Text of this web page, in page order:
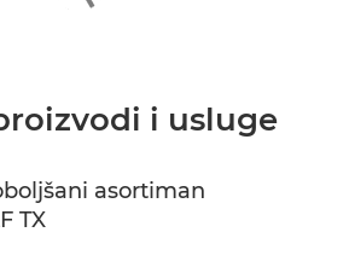
i usluge
asortiman
TX